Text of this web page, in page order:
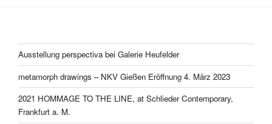
Ausstellung perspectiva bei Galerie Heufelder
metamorph drawings – NKV Gießen Eröffnung 4. März 2023
2021 HOMMAGE TO THE LINE, at Schlieder Contemporary,
Frankfurt a. M.